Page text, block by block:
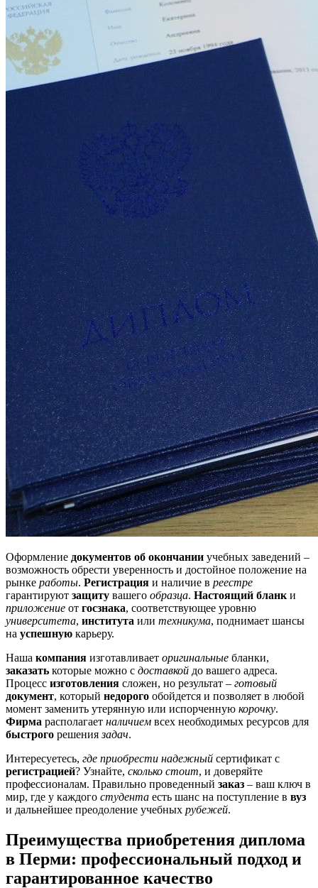
Оформление документов об окончании учебных заведений –
возможность обрести уверенность и достойное положение на
рынке работы. Регистрация и наличие в реестре
гарантируют защиту вашего образца. Настоящий бланк и
приложение от госзнака, соответствующее уровню
университета, института или техникума, поднимает шансы
на успешную карьеру.
Наша компания изготавливает оригинальные бланки,
заказать которые можно с доставкой до вашего адреса.
Процесс изготовления сложен, но результат – готовый
документ, который недорого обойдется и позволяет в любой
момент заменить утерянную или испорченную корочку.
Фирма располагает наличием всех необходимых ресурсов для
быстрого решениязадач.
Интересуетесь, где приобрести надежный сертификат с
регистрацией? Узнайте, сколько стоит, и доверяйте
профессионалам. Правильно проведенный заказ – ваш ключ в
мир, где у каждого студента есть шанс на поступление в вуз
и дальнейшее преодоление учебных рубежей.
Преимущества приобретения диплома
в Перми: профессиональный подход и
гарантированное качество